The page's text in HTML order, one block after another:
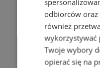
odbiorców oraz
również
wykorzystywać
Twoje wybory
opierać się na